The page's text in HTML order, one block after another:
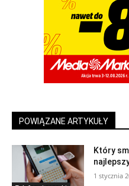
POWIĄZANE ARTYKUŁY
Który
1 stycznia